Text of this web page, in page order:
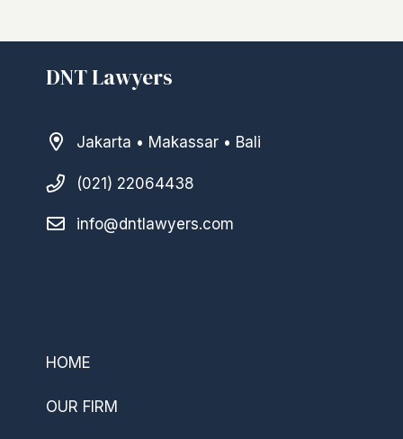
DNT Lawyers
Jakarta • Makassar • Bali
(021) 22064438
info@dntlawyers.com
HOME
OUR FIRM